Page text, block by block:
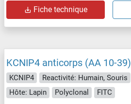
Fiche technique
KCNIP4 anticorps (AA 10-
KCNIP4 Reactivité: Humain, Souris
Hôte: Lapin
Polyclonal FITC